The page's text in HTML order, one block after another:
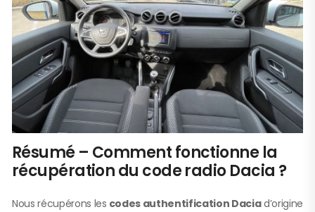
Résumé – Comment fonctionne la
récupération du code radio Dacia ?
Nous récupérons les codes authentification Daciad’origine